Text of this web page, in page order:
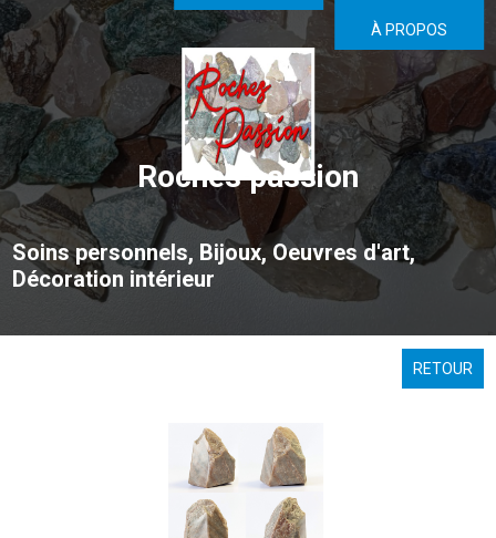
Roches passion
Soins personnels, Bijoux, Oeuvres d'art,
Décoration intérieur
À PROPOS
RETOUR